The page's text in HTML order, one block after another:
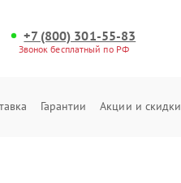
+7 (800) 301-55-83
Звонок бесплатный по РФ
Гарантии Акции и скидки